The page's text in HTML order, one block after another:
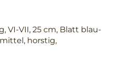
VI-VII, 25 cm, Blatt blau-
horstig,